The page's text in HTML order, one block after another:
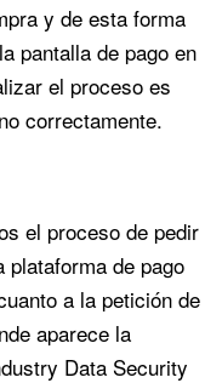
y de esta forma
pantalla de pago en
el proceso es
correctamente.
el proceso de pedir
de pago
a la petición de
aparece la
Data Security